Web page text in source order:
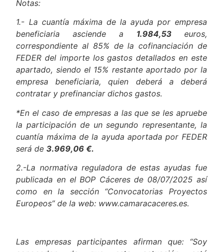
Notas:
1.- La cuantía máxima de la ayuda por empresa
beneficiaria asciende a
1.984,53 euros,
correspondiente al 85% de la cofinanciación de
FEDER del importe los gastos detallados en este
apartado, siendo el 15% restante aportado por la
empresa beneficiaria, quien deberá a deberá
contratar y prefinanciar dichos gastos.
*En el caso de empresas a las que se les apruebe
la participación de un segundo representante, la
cuantía máxima de la ayuda aportada por FEDER
será de3.969,06 €.
2.-La normativa reguladora de estas ayudas fue
publicada en el BOP Cáceres de 08/07/2025 así
como en la sección “Convocatorias Proyectos
Europeos” de la web: www.camaracaceres.es.
Las empresas participantes afirman que: “Soy